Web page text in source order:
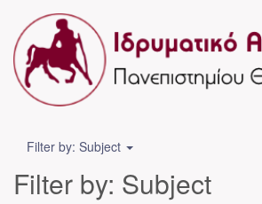
Filter by: Subject
Filter by: Subject